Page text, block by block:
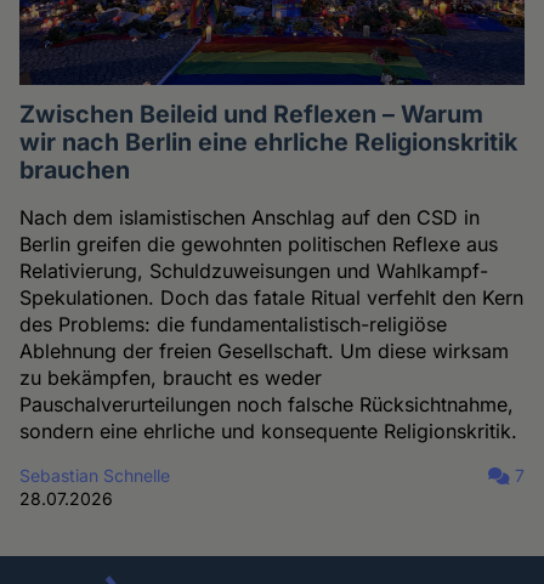
Zwischen Beileid und Reflexen – Warum
wir nach Berlin eine ehrliche Religionskritik
brauchen
Nach dem islamistischen Anschlag auf den CSD in
Berlin greifen die gewohnten politischen Reflexe aus
Relativierung, Schuldzuweisungen und Wahlkampf-
Spekulationen. Doch das fatale Ritual verfehlt den Kern
des Problems: die fundamentalistisch-religiöse
Ablehnung der freien Gesellschaft. Um diese wirksam
zu bekämpfen, braucht es weder
Pauschalverurteilungen noch falsche Rücksichtnahme,
sondern eine ehrliche und konsequente Religionskritik.
Sebastian Schnelle
28.07.2026
7